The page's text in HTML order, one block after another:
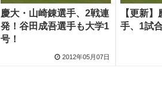
慶大・山崎錬選手、2戦連
発！谷田成吾選手も大学1
号！
2012年05月07日
【更新
手、1試